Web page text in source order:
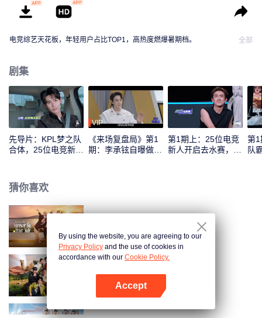
电竞综艺天花板，年轻用户占比TOP1，高热度燃爆暑期档。 全部
剧集
先导片：KPL梦之队
合体，25位电竞新人
VIP
《来场复盘局》第1
期：李承铉自曝做
第1期上：25位电竞
新人开启去水赛，谁
第1
队
猜你喜欢
现在就出发 第2季
By using the website, you are agreeing to our
Privacy Policy and the use of cookies in
accordance with our Cookie Policy.
Accept